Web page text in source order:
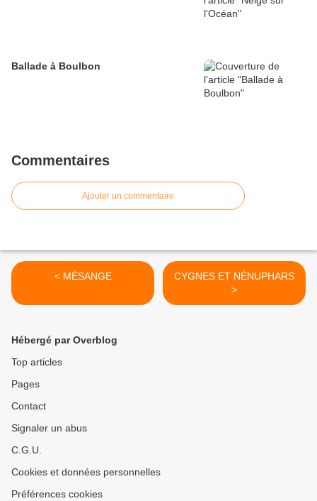
Ballade à Boulbon
Commentaires
Ajouter un commentaire
< MÉSANGE
CYGNES ET NÉNUPHARS
>
Hébergé par Overblog
Top articles
Pages
Contact
Signaler un abus
C.G.U.
Cookies et données personnelles
Préférences cookies